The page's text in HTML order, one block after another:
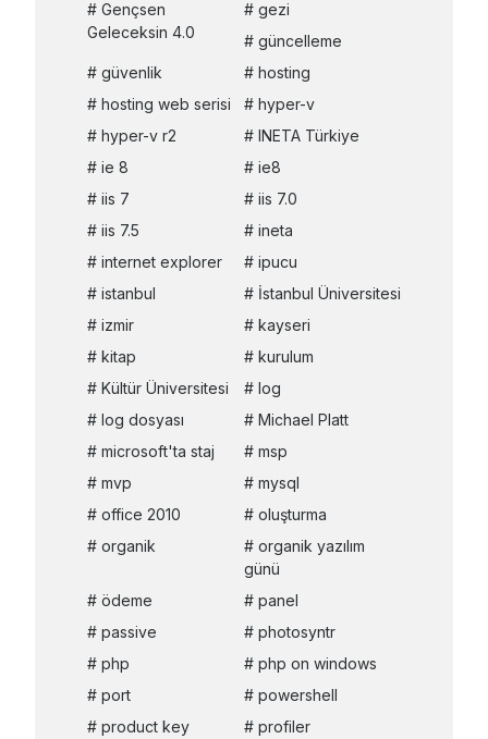
Gençsen
Geleceksin 4.0
gezi
güncelleme
güvenlik
hosting
hosting web serisi
hyper-v
hyper-v r2
INETA Türkiye
ie 8
ie8
iis 7
iis 7.0
iis 7.5
ineta
internet explorer
ipucu
istanbul
İstanbul Üniversitesi
izmir
kayseri
kitap
kurulum
Kültür Üniversitesi
log
log dosyası
Michael Platt
microsoft'ta staj
msp
mvp
mysql
office 2010
oluşturma
organik
organik yazılım
günü
ödeme
panel
passive
photosyntr
php
php on windows
port
powershell
product key
profiler